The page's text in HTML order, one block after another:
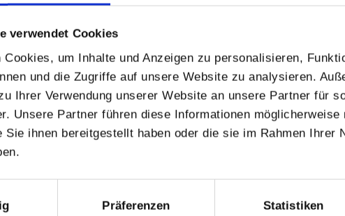
verwendet Cookies
Cookies, um Inhalte und Anzeigen zu personalisieren,
und die Zugriffe auf unsere Website zu analysieren.
Ihrer Verwendung unserer Website an unsere Partner für
Unsere Partner führen diese Informationen möglicherweise
Sie ihnen bereitgestellt haben oder die sie im Rahmen Ihrer
Präferenzen Statistiken